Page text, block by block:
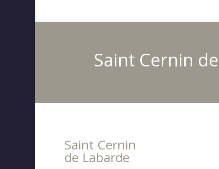
Saint Cernin
Saint Cernin
de Labarde